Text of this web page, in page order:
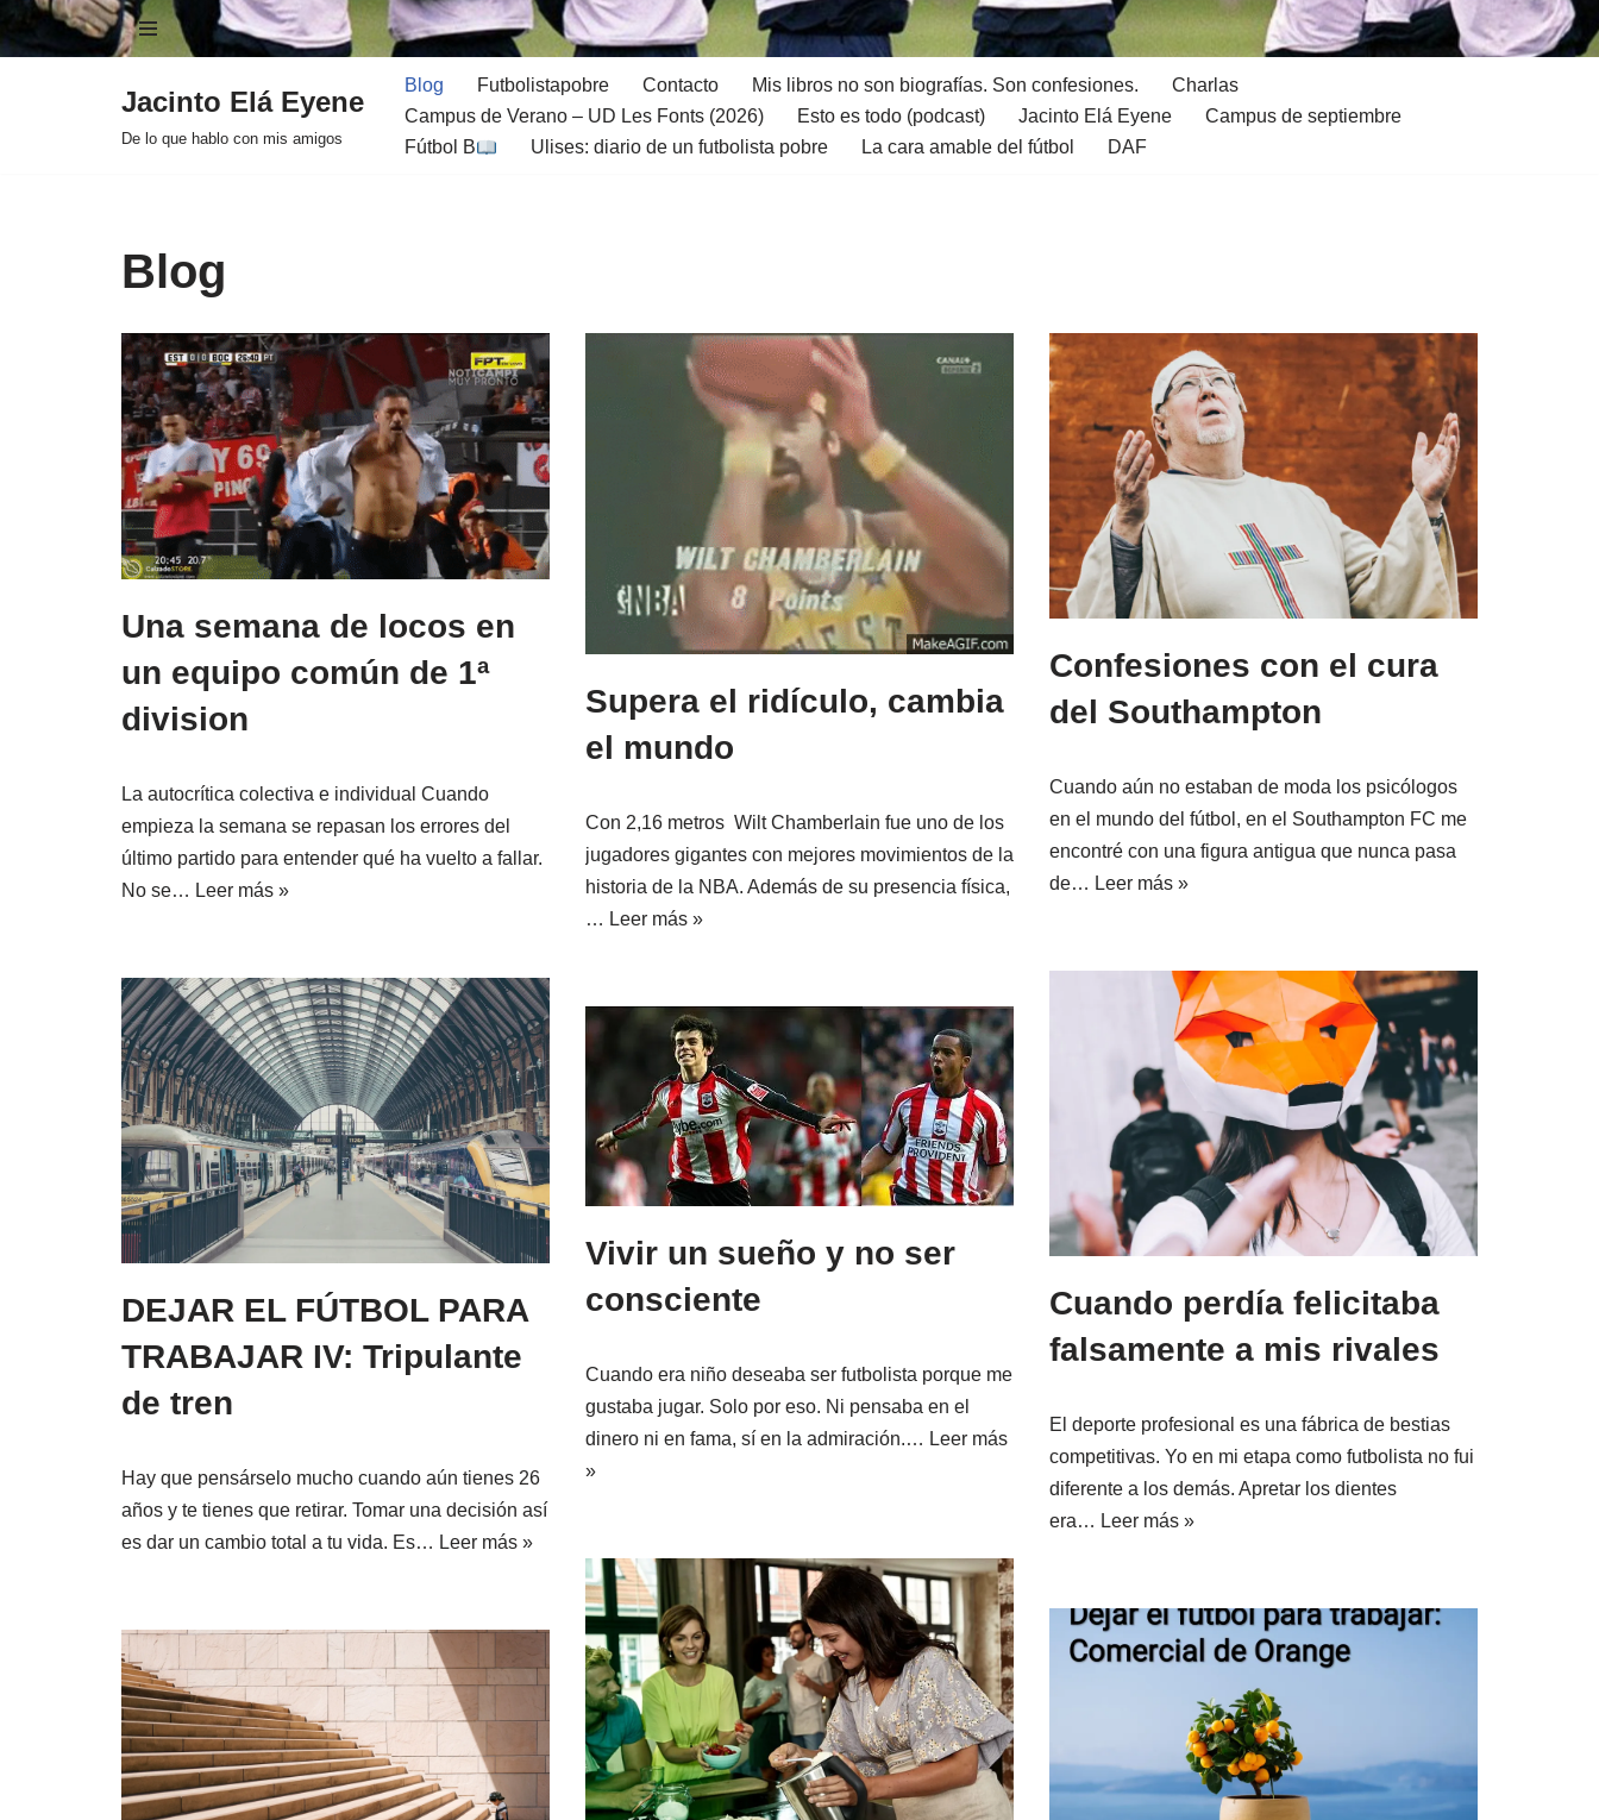
Jacinto Elá Eyene
De lo que hablo con mis amigos
Blog Futbolistapobre Contacto Mis libros no son biografías. Son confesiones.
Charlas
Campus de Verano – UD Les Fonts (2026)
Esto es todo (podcast) Jacinto Elá Eyene
Campus de septiembre
Fútbol B
Ulises: diario de un futbolista pobre La cara amable del fútbol DAF
Blog
Una semana de locos en
un equipo común de 1ª
division
La autocrítica colectiva e individual Cuando
empieza la semana se repasan los errores del
último partido para entender qué ha vuelto a fallar.
No se… Leer más »
Supera el ridículo, cambia
el mundo
Con 2,16 metros Wilt Chamberlain fue uno de los
jugadores gigantes con mejores movimientos de la
historia de la NBA. Además de su presencia física,
… Leer más »
Confesiones con el cura
del Southampton
Cuando aún no estaban de moda los psicólogos
en el mundo del fútbol, en el Southampton FC me
encontré con una figura antigua que nunca pasa
de… Leer más »
Cuando perdía felicitaba
falsamente a mis rivales
El deporte profesional es una fábrica de bestias
competitivas. Yo en mi etapa como futbolista no fui
diferente a los demás. Apretar los dientes
era… Leer más »
DEJAR EL FÚTBOL PARA
TRABAJAR IV: Tripulante
de tren
Hay que pensárselo mucho cuando aún tienes 26
años y te tienes que retirar. Tomar una decisión así
es dar un cambio total a tu vida. Es… Leer más »
Vivir un sueño y no ser
consciente
Cuando era niño deseaba ser futbolista porque me
gustaba jugar. Solo por eso. Ni pensaba en el
dinero ni en fama, sí en la admiración.… Leer más
»